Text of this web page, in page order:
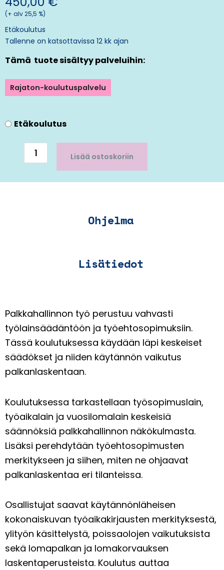
(+ alv 25,5 %)
Etäkoulutus
Tallenne on katsottavissa 12 kk ajan
Tämä tuote sisältyy palveluihin:
Rajaton-koulutuspalvelu
Etäkoulutus
ja
työehdot
palkkahallinnossaLisää ostoskoriin
Ohjelma
Lisätiedot
Palkkahallinnon työ perustuu vahvasti
työlainsäädäntöön ja työehtosopimuksiin.
Tässä koulutuksessa käydään läpi keskeiset
säädökset ja niiden käytännön vaikutus
palkanlaskentaan.
Koulutuksessa tarkastellaan työsopimuslain,
työaikalain ja vuosilomalain keskeisiä
säännöksiä palkkahallinnon näkökulmasta.
Lisäksi perehdytään työehtosopimusten
merkitykseen ja siihen, miten ne ohjaavat
palkanlaskentaa eri tilanteissa.
Osallistujat saavat käytännönläheisen
kokonaiskuvan työaikakirjausten merkityksestä,
ylityön käsittelystä, poissaolojen vaikutuksista
sekä lomapalkan ja lomakorvauksen
laskentaperusteista. Koulutus auttaa